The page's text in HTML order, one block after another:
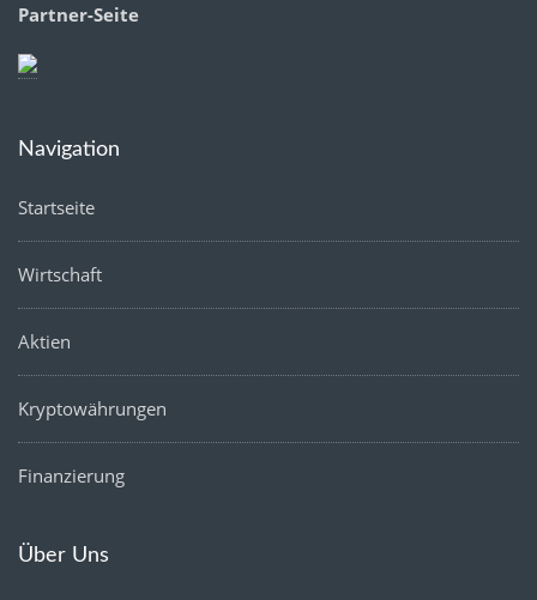
Partner-Seite
Navigation
Startseite
Wirtschaft
Aktien
Kryptowährungen
Finanzierung
Über Uns